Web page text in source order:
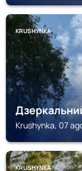
KRUSHYNKA
Krushynka, 07
KRUSHYNKA